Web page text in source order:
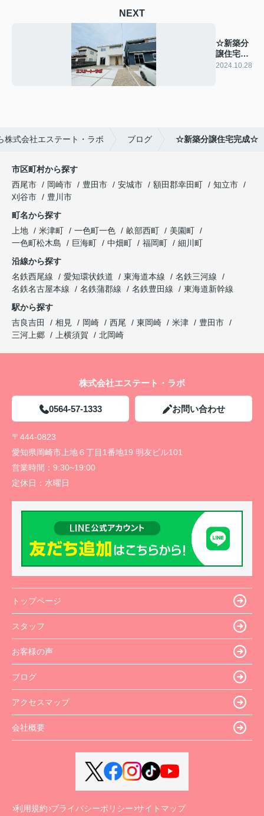
NEXT
☆新築分
譲住宅完
成☆
2024.10.28
株式会社エステート・ラボ ブログ ☆新築分譲住宅完成☆
市区町村から探す
西尾市
岡崎市 豊田市 安城市 額田郡幸田町
知立市
刈谷市
豊川市
町名から探す
上地
米津町 一色町一色 畝部西町
美園町
一色町松木島
巨海町 中畑町 福岡町
細川町
沿線から探す
名鉄西尾線
愛知環状鉄道 東海道本線
名鉄三河線
名鉄名古屋本線
名鉄蒲郡線 名鉄豊田線
東海道新幹線
駅から探す
吉良吉田
相見 岡崎 西尾 東岡崎 米津
豊田市
三河上郷
上横須賀 北岡崎
株式会社エステート・ラボ
0564-57-1333 お問い合わせ
〒444-0823
愛知県岡崎市上地６丁目1番地19 明友ビル101
営業時間： 9:30~19:00
定休日： 水曜日
トップページ
スタッフ
お客様の声
ブログ
アクセスマップ
会社概要
利用規約 プライバシーポリシー サイトマップ